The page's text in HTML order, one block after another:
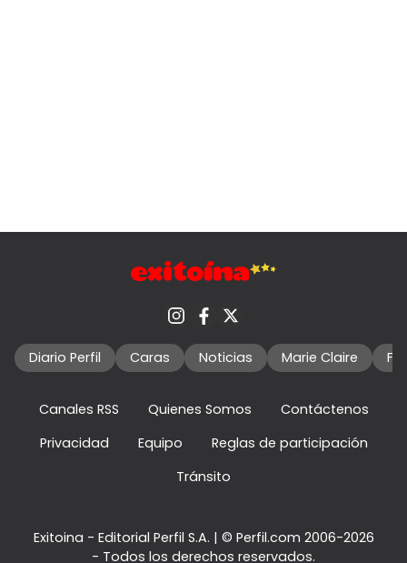
Diario Perfil Caras Noticias Marie Claire
Canales RSS Quienes Somos
Contáctenos
Privacidad
Equipo
Reglas de participación
Tránsito
Exitoina - Editorial Perfil S.A. | © Perfil.com 2006-2026
- Todos los derechos reservados.